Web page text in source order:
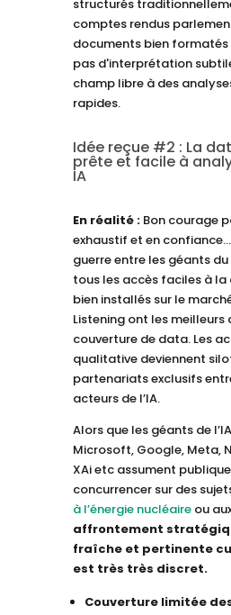
structurés
comptes rendus
documents bien formatés
pas d'interprétation
champ libre à des
rapides.
Idée reçue #2 : La
prête et facile à
IA
En réalité :Bon courage
exhaustif et en
guerre entre les géants
tous les accès faciles à la
bien installés sur le
Listening ont les meilleurs
couverture de data. Les
qualitative deviennent
partenariats exclusifs
acteurs de l’IA.
Alors que les géants de
Microsoft, Google, Meta,
XAi etc assument
concurrencer sur des
à l’énergie nucléaireou
affrontement
fraîche et pertinente
est très très discret.
Couverture limitée